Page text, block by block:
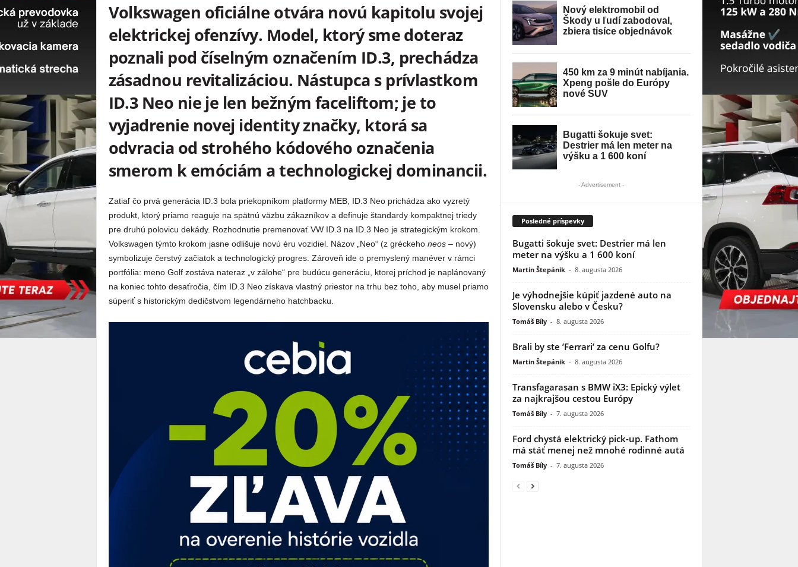
Volkswagen oficiálne otvára novú kapitolu svojej
elektrickej ofenzívy. Model, ktorý sme doteraz
poznali pod číselným označením ID.3, prechádza
zásadnou revitalizáciou. Nástupca s prívlastkom
ID.3 Neo nie je len bežným faceliftom; je to
vyjadrenie novej identity značky, ktorá sa
odvracia od strohého kódového označenia
smerom k emóciám a technologickej dominancii.
Zatiaľ čo prvá generácia ID.3 bola priekopníkom platformy MEB, ID.3 Neo prichádza ako vyzretý
produkt, ktorý priamo reaguje na spätnú väzbu zákazníkov a definuje štandardy kompaktnej triedy
pre druhú polovicu dekády. Rozhodnutie premenovať VW ID.3 na ID.3 Neo je strategickým krokom.
Volkswagen týmto krokom jasne odlišuje novú éru vozidiel. Názov „Neo“ (z gréckeho neos– nový)
symbolizuje čerstvý začiatok a technologický progres. Zároveň ide o premyslený manéver v rámci
portfólia: meno Golf zostáva nateraz „v zálohe“ pre budúcu generáciu, ktorej príchod je naplánovaný
na koniec tohto desaťročia, čím ID.3 Neo získava vlastný priestor na trhu bez toho, aby musel priamo
súperiť s historickým dedičstvom legendárneho hatchbacku.
- Advertisement -
Posledné príspevky
Bugatti šokuje svet: Destrier má len
meter na výšku a 1 600 koní
Martin Štepánik - 8. augusta 2026
Je výhodnejšie kúpiť jazdené auto na
Slovensku alebo v Česku?
Tomáš Bíly - 8. augusta 2026
Brali by ste ’Ferrari’ za cenu Golfu?
Martin Štepánik - 8. augusta 2026
Transfagarasan s BMW iX3: Epický výlet
za najkrajšou cestou Európy
Tomáš Bíly - 7. augusta 2026
Ford chystá elektrický pick-up. Fathom
má stáť menej než mnohé rodinné autá
Tomáš Bíly - 7. augusta 2026